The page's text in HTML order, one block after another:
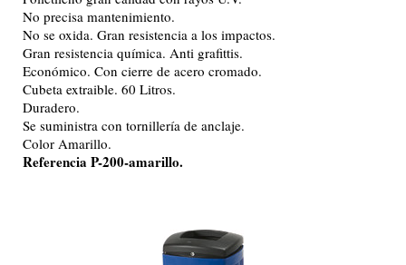
No precisa mantenimiento.
No se oxida. Gran resistencia a los impactos.
Gran resistencia química. Anti grafittis.
Económico. Con cierre de acero cromado.
Cubeta extraible. 60 Litros.
Duradero.
Se suministra con tornillería de anclaje.
Color Amarillo.
Referencia P-200-amarillo.